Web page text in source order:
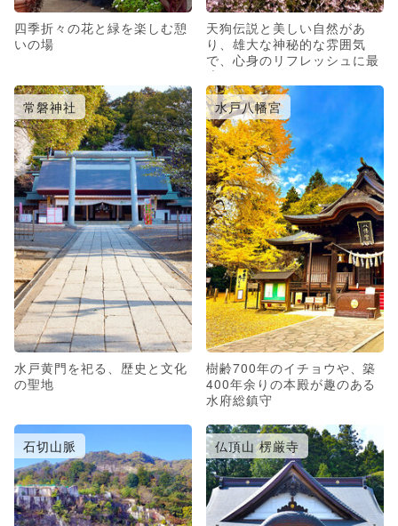
四季折々の花と緑を楽しむ憩
いの場
天狗伝説と美しい自然があ
り、雄大な神秘的な雰囲気
で、心身のリフレッシュに最
適
常磐神社
水戸黄門を祀る、歴史と文化
の聖地
水戸八幡宮
樹齢700年のイチョウや、築
400年余りの本殿が趣のある
水府総鎮守
石切山脈 仏頂山 楞厳寺